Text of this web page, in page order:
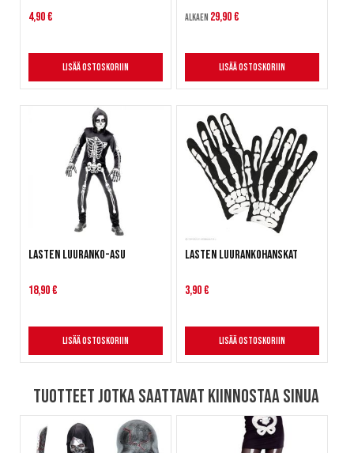
4,90 €
Lisää ostoskoriin
Alkaen 29,90 €
Lisää ostoskoriin
Lasten luuranko-asu
18,90 €
Lisää ostoskoriin
Lasten luurankohanskat
3,90 €
Lisää ostoskoriin
Tuotteet jotka saattavat kiinnostaa sinua